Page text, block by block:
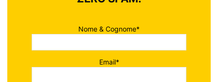
Nome & Cognome*
Email*